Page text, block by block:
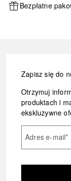
Bezpłatne
Zapisz się do
Otrzymuj
produktach i
ekskluzywne
Adres e-mail*